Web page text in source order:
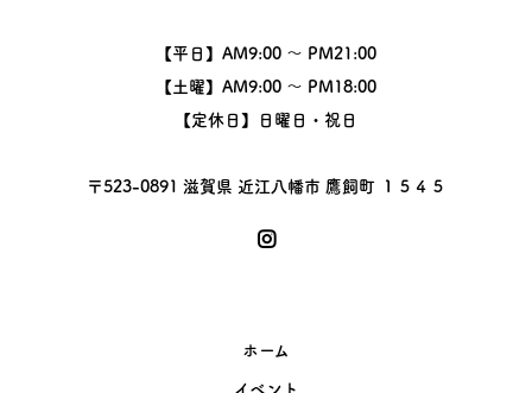
【平日】AM9:00 〜 PM21:00
【土曜】AM9:00 〜 PM18:00
【定休日】日曜日・祝日
〒523-0891 滋賀県 近江八幡市 鷹飼町 １５４５
ホーム
イベント